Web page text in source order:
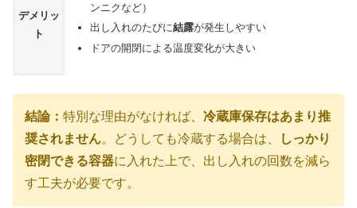
デメリッ
ト
ンニクなど）
出し入れのたびに結露が発生しやすい
ドアの開閉による温度変化が大きい
結論： 特別な理由がなければ、 冷蔵庫保存はあまり推
奨されません。どうしても冷蔵する場合は、
しっかり
密閉できる容器に入れた上で、出し入れの回数を減ら
す工夫が必要です。